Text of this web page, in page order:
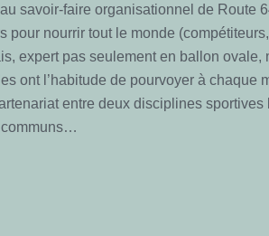
savoir-faire organisationnel de Route
pour nourrir tout le monde (compétiteurs,
expert pas seulement en ballon ovale,
ont l’habitude de pourvoyer à chaque
entre deux disciplines sportives
communs…